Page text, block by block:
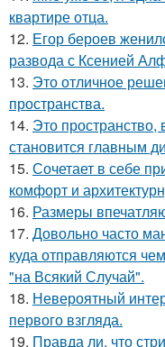
квартире отца.
12. Егор бероев
развода с Ксенией
13. Это отличное
пространства.
14. Это
становится главным
15. Сочетает в себе
комфорт и
16. Размеры
17. Довольно часто
куда отправляются
"на Всякий Случай".
18. Невероятный
первого взгляда.
19. Правда ли, что